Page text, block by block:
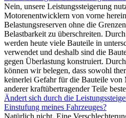
Nein, unsere Leistungssteigerung
Motorenentwicklern von vorne
Belastungsreserven ohne die
Belastbarkeit zu überschreiten.
werden heute viele Bauteile in
verwendet und deshalb sind die
gegen Überlastung konstruiert.
können wir belegen, dass sowohl
keinerlei Gefahr für die Bauteile von
anderer kraftübertragender Teile
Ändert sich durch die
Einstufung meines Fahrzeuges?
Natürlich nicht. Eine